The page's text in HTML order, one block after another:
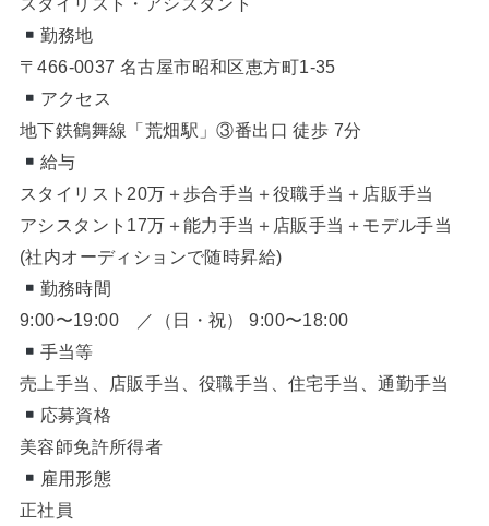
勤務地
〒466-0037 名古屋市昭和区恵方町1-35
アクセス
地下鉄鶴舞線「荒畑駅」③番出口 徒歩 7分
給与
スタイリスト20万＋歩合手当＋役職手当＋店販手当
アシスタント17万＋能力手当＋店販手当＋モデル手当
(社内オーディションで随時昇給)
勤務時間
9:00〜19:00 ／（日・祝） 9:00〜18:00
手当等
売上手当、店販手当、役職手当、住宅手当、通勤手当
応募資格
美容師免許所得者
雇用形態
正社員